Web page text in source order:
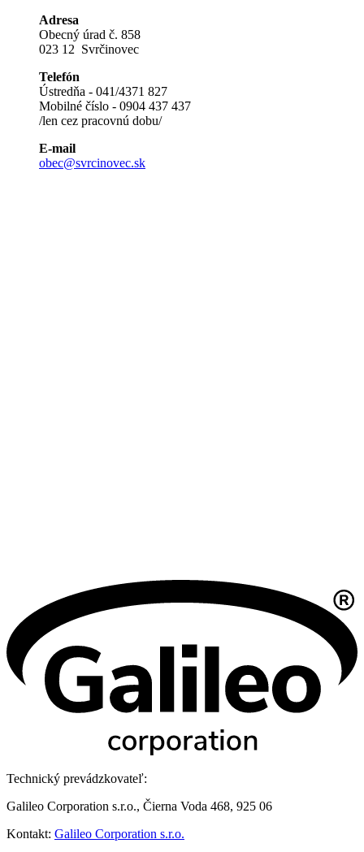
Adresa
Obecný úrad č. 858
023 12 Svrčinovec
Telefón
Ústredňa - 041/4371 827
Mobilné číslo - 0904 437 437
/len cez pracovnú dobu/
E-mail
obec@svrcinovec.sk
Technický prevádzkovateľ:
Galileo Corporation s.r.o., Čierna Voda 468, 925 06
Kontakt: Galileo Corporation s.r.o.